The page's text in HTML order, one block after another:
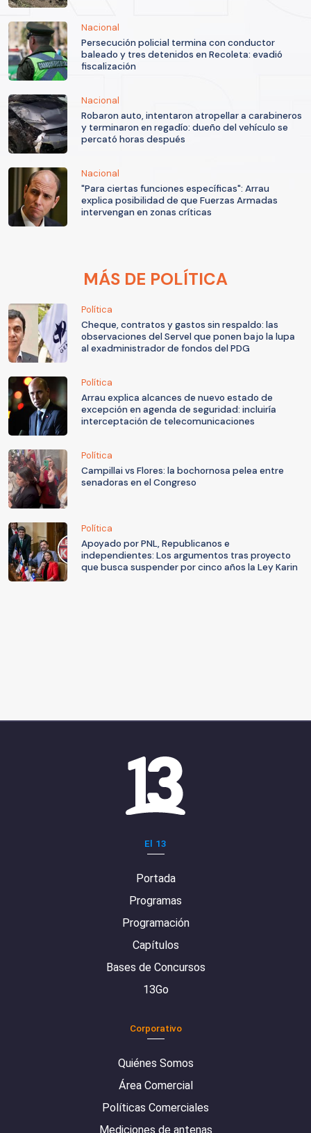
Nacional
Persecución policial termina con conductor
baleado y tres detenidos en Recoleta: evadió
fiscalización
Nacional
Robaron auto, intentaron atropellar a carabineros
y terminaron en regadío: dueño del vehículo se
percató horas después
Nacional
"Para ciertas funciones específicas": Arrau
explica posibilidad de que Fuerzas Armadas
intervengan en zonas críticas
MÁS DE POLÍTICA
Política
Cheque, contratos y gastos sin respaldo: las
observaciones del Servel que ponen bajo la lupa
al exadministrador de fondos del PDG
Política
Arrau explica alcances de nuevo estado de
excepción en agenda de seguridad: incluiría
interceptación de telecomunicaciones
Política
Campillai vs Flores: la bochornosa pelea entre
senadoras en el Congreso
Política
Apoyado por PNL, Republicanos e
independientes: Los argumentos tras proyecto
que busca suspender por cinco años la Ley Karin
El 13
Portada
Programas
Programación
Capítulos
Bases de Concursos
13Go
Corporativo
Quiénes Somos
Área Comercial
Políticas Comerciales
Mediciones de antenas